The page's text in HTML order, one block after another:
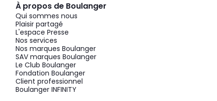
À propos de Boulanger
Qui sommes nous
Plaisir partagé
L'espace Presse
Nos services
Nos marques Boulanger
SAV marques Boulanger
Le Club Boulanger
Fondation Boulanger
Client professionnel
Boulanger INFINITY